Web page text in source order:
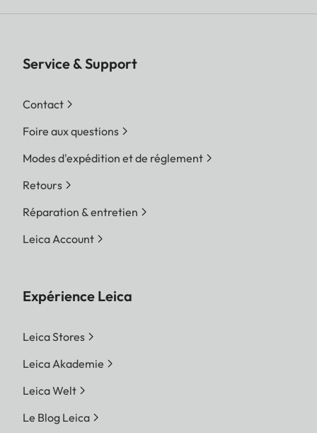
Service & Support
Contact
Foire aux questions
Modes d'expédition et de réglement
Retours
Réparation & entretien
Leica Account
Expérience Leica
Leica Stores
Leica Akademie
Leica Welt
Le Blog Leica